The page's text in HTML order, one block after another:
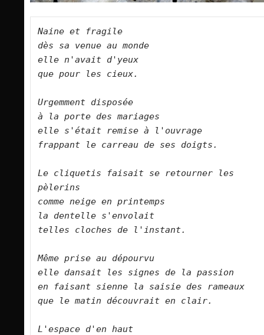
Naine et fragile
dès sa venue au monde
elle n'avait d'yeux
que pour les cieux.
Urgemment disposée
à la porte des mariages
elle s'était remise à l'ouvrage
frappant le carreau de ses doigts.
Le cliquetis faisait se retourner les
pèlerins
comme neige en printemps
la dentelle s'envolait
telles cloches de l'instant.
Même prise au dépourvu
elle dansait les signes de la passion
en faisant sienne la saisie des rameaux
que le matin découvrait en clair.
L'espace d'en haut